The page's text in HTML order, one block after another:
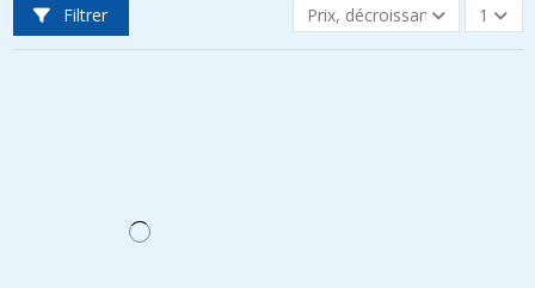
Filtrer Prix, décroissant 1